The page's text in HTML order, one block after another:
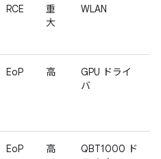
RCE
重
大
WLAN
EoP 高
GPU ドライ
バ
EoP 高
QBT1000 ド